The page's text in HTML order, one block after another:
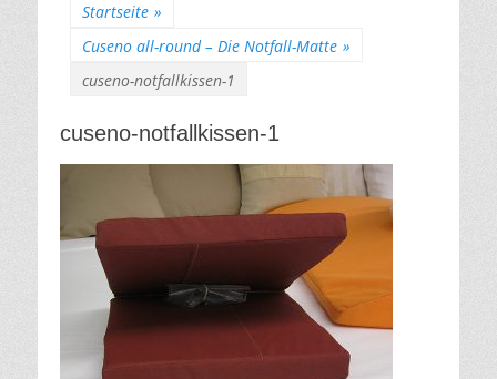
Startseite »
Cuseno all-round – Die Notfall-Matte »
cuseno-notfallkissen-1
cuseno-notfallkissen-1